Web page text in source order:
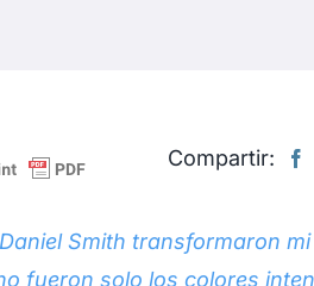
Compartir:
Smith transformaron
fueron solo los colores